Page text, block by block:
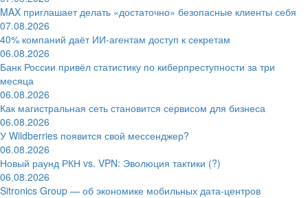
MAX приглашает делать «достаточно» безопасные клиенты себя
07.08.2026
40% компаний даёт ИИ‑агентам доступ к секретам
06.08.2026
Банк России привёл статистику по киберпреступности за три
месяца
06.08.2026
Как магистральная сеть становится сервисом для бизнеса
06.08.2026
У Wildberries появится свой мессенджер?
06.08.2026
Новый раунд РКН vs. VPN: Эволюция тактики (?)
06.08.2026
Sitronics Group — об экономике мобильных дата-центров